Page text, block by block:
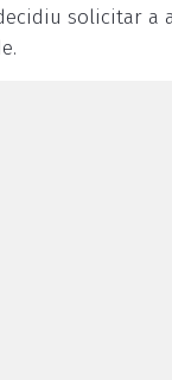
solicitar a